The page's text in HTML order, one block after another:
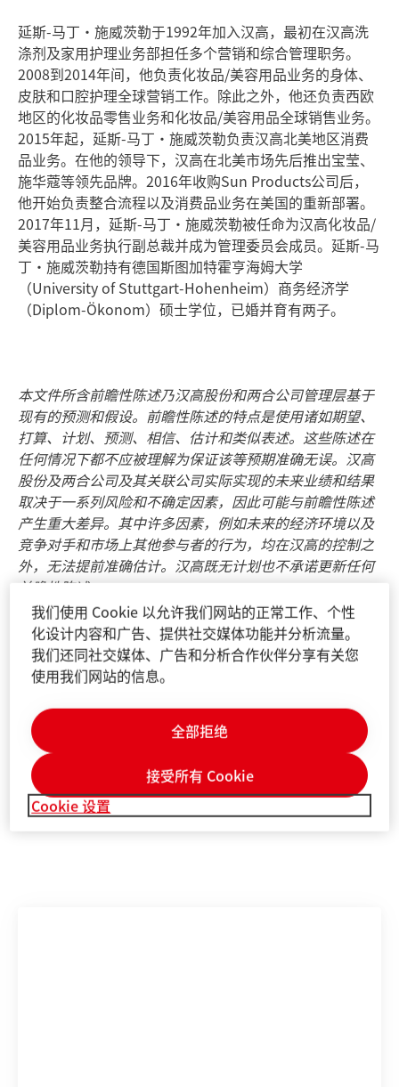
延斯-马丁•施威茨勒于1992年加入汉高，最初在汉高洗
涤剂及家用护理业务部担任多个营销和综合管理职务。
2008到2014年间，他负责化妆品/美容用品业务的身体、
皮肤和口腔护理全球营销工作。除此之外，他还负责西欧
地区的化妆品零售业务和化妆品/美容用品全球销售业务。
2015年起，延斯-马丁•施威茨勒负责汉高北美地区消费
品业务。在他的领导下，汉高在北美市场先后推出宝莹、
施华蔻等领先品牌。2016年收购Sun Products公司后，
他开始负责整合流程以及消费品业务在美国的重新部署。
2017年11月，延斯-马丁•施威茨勒被任命为汉高化妆品/
美容用品业务执行副总裁并成为管理委员会成员。延斯-马
丁•施威茨勒持有德国斯图加特霍亨海姆大学
（University of Stuttgart-Hohenheim）商务经济学
（Diplom-Ökonom）硕士学位，已婚并育有两子。
本文件所含前瞻性陈述乃汉高股份和两合公司管理层基于
现有的预测和假设。前瞻性陈述的特点是使用诸如期望、
打算、计划、预测、相信、估计和类似表述。这些陈述在
任何情况下都不应被理解为保证该等预期准确无误。汉高
股份及两合公司及其关联公司实际实现的未来业绩和结果
取决于一系列风险和不确定因素，因此可能与前瞻性陈述
产生重大差异。其中许多因素，例如未来的经济环境以及
竞争对手和市场上其他参与者的行为，均在汉高的控制之
外，无法提前准确估计。汉高既无计划也不承诺更新任何
前瞻性陈述。
本文件包含在适用的财务报告框架中未明确界定的补充性
财务计量指标，这些指标是或可能是替代性财务表现计量
（非公认会计原则）。这些补充财务计量指标是根据综合
待，也不应被视为汉高净资产、财务状况或运营结果的替
代计量指标。其他公司对于报告或描述类似项目的替代性
财务计量指标，可能使用不同的计算方法。
本文件仅供参考，并不构成任何对证券的投资建议、出售
要约或购买要约。
我们使用 Cookie 以允许我们网站的正常工作、个性
化设计内容和广告、提供社交媒体功能并分析流量。
我们还同社交媒体、广告和分析合作伙伴分享有关您
使用我们网站的信息。
Cookie 设置
全部拒绝
接受所有 Cookie